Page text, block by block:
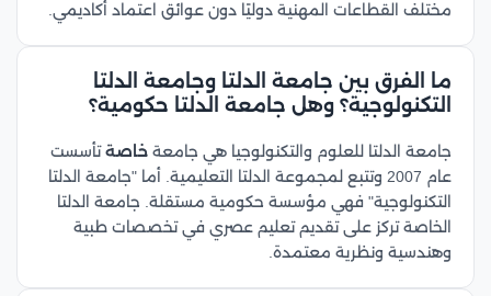
مختلف القطاعات المهنية دوليًا دون عوائق اعتماد أكاديمي.
ما الفرق بين جامعة الدلتا وجامعة الدلتا
التكنولوجية؟ وهل جامعة الدلتا حكومية؟
جامعة الدلتا للعلوم والتكنولوجيا هي جامعة خاصةتأسست
عام 2007 وتتبع لمجموعة الدلتا التعليمية. أما "جامعة الدلتا
التكنولوجية" فهي مؤسسة حكومية مستقلة. جامعة الدلتا
الخاصة تركز على تقديم تعليم عصري في تخصصات طبية
وهندسية ونظرية معتمدة.